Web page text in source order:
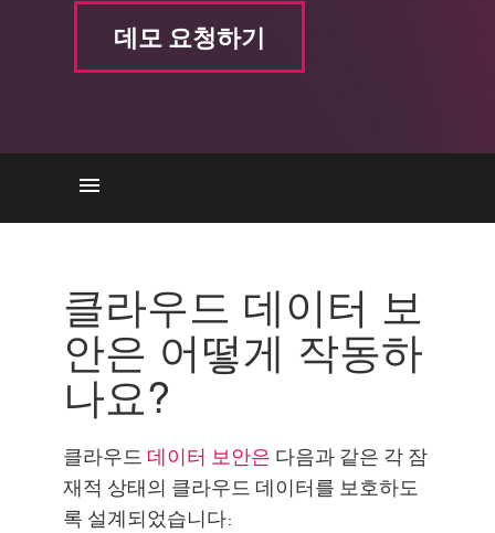
데모 요청하기
일반적인 위협
모범 사례
공유 책임 모델
클라우드 데이터 보
안은 어떻게 작동하
나요?
클라우드 데이터 보안은 다음과 같은 각 잠
재적 상태의 클라우드 데이터를 보호하도
록 설계되었습니다: